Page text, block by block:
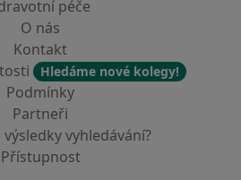
péče
O nás
Kontakt
Hledáme nové kolegy!
Podmínky
Partneři
výsledky vyhledávání?
Přístupnost